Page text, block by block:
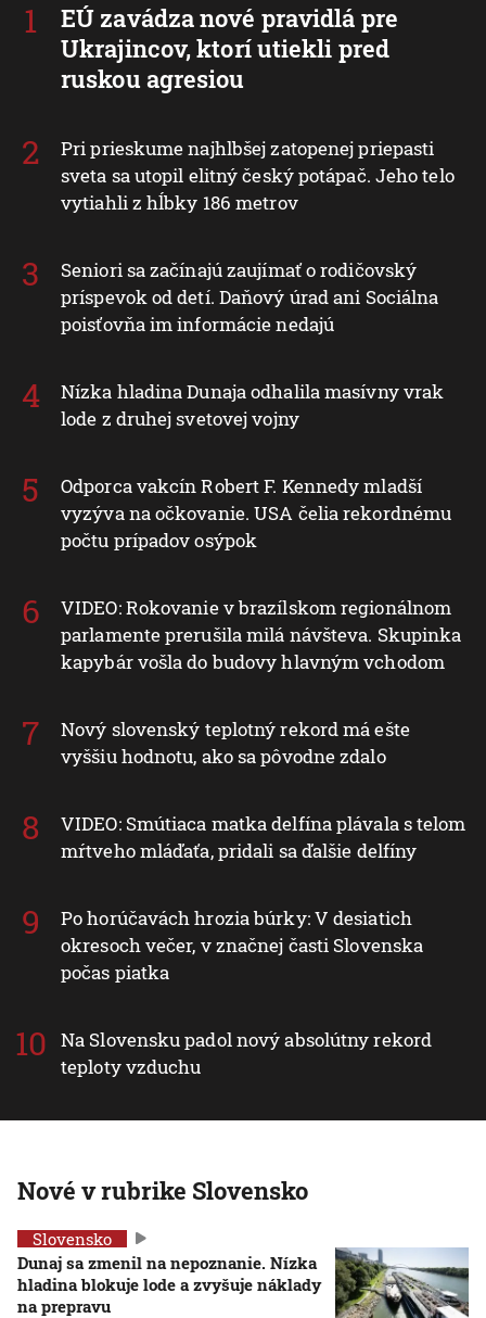
EÚ zavádza nové pravidlá pre
Ukrajincov, ktorí utiekli pred
ruskou agresiou
Pri prieskume najhlbšej zatopenej priepasti
sveta sa utopil elitný český potápač. Jeho telo
vytiahli z hĺbky 186 metrov
Seniori sa začínajú zaujímať o rodičovský
príspevok od detí. Daňový úrad ani Sociálna
poisťovňa im informácie nedajú
Nízka hladina Dunaja odhalila masívny vrak
lode z druhej svetovej vojny
Odporca vakcín Robert F. Kennedy mladší
vyzýva na očkovanie. USA čelia rekordnému
počtu prípadov osýpok
VIDEO: Rokovanie v brazílskom regionálnom
parlamente prerušila milá návšteva. Skupinka
kapybár vošla do budovy hlavným vchodom
Nový slovenský teplotný rekord má ešte
vyššiu hodnotu, ako sa pôvodne zdalo
VIDEO: Smútiaca matka delfína plávala s telom
mŕtveho mláďaťa, pridali sa ďalšie delfíny
Po horúčavách hrozia búrky: V desiatich
okresoch večer, v značnej časti Slovenska
počas piatka
Na Slovensku padol nový absolútny rekord
teploty vzduchu
Nové v rubrike Slovensko
Slovensko
Dunaj sa zmenil na nepoznanie. Nízka
hladina blokuje lode a zvyšuje náklady
na prepravu